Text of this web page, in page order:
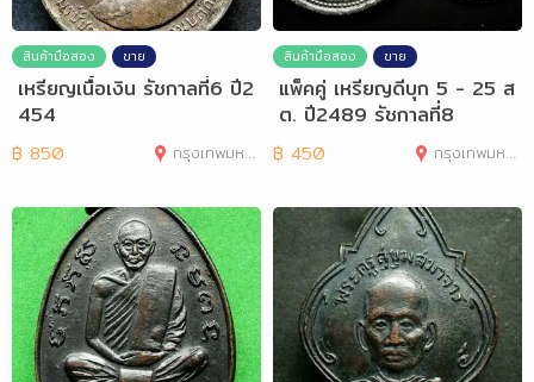
สินค้ามือสอง ขาย
เหรียญเนื้อเงิน รัชกาลที่6 ปี2
454
฿ 850 กรุงเทพมหานคร
สินค้ามือสอง ขาย
แพ็คคู่ เหรียญดีบุก 5 - 25 ส
ต. ปี2489 รัชกาลที่8
฿ 450 กรุงเทพมหานคร